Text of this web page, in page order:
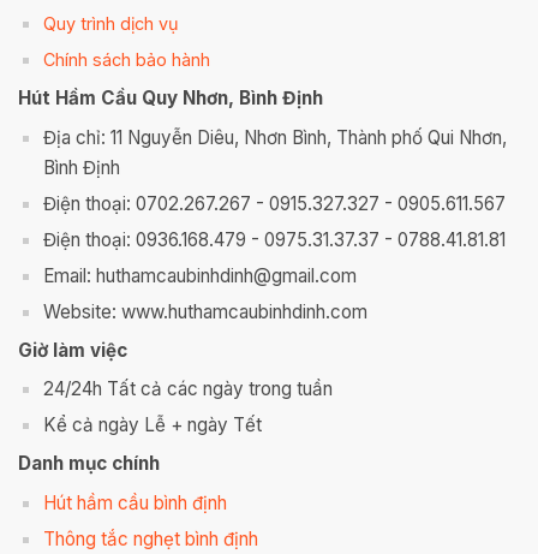
Quy trình dịch vụ
Chính sách bảo hành
Hút Hầm Cầu Quy Nhơn, Bình Định
Địa chỉ: 11 Nguyễn Diêu, Nhơn Bình, Thành phố Qui Nhơn,
Bình Định
Điện thoại: 0702.267.267 - 0915.327.327 - 0905.611.567
Điện thoại: 0936.168.479 - 0975.31.37.37 - 0788.41.81.81
Email: huthamcaubinhdinh@gmail.com
Website: www.huthamcaubinhdinh.com
Giờ làm việc
24/24h Tất cả các ngày trong tuần
Kể cả ngày Lễ + ngày Tết
Danh mục chính
Hút hầm cầu bình định
Thông tắc nghẹt bình định